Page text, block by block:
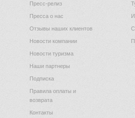
Пресс-релиз
Пресса о нас
Отзывы наших клиентов
Новости компании
Новости туризма
Наши партнеры
Подписка
Правила оплаты и
возврата
Контакты